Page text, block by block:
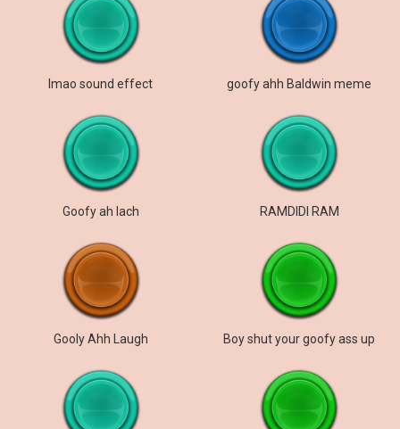
lmao sound effect goofy ahh Baldwin meme
Goofy ah lach RAMDIDI RAM
Gooly Ahh Laugh Boy shut your goofy ass up